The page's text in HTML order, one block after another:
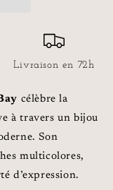
Livraison en 72h
célèbre la
à travers un bijou
Son
multicolores,
d’expression.